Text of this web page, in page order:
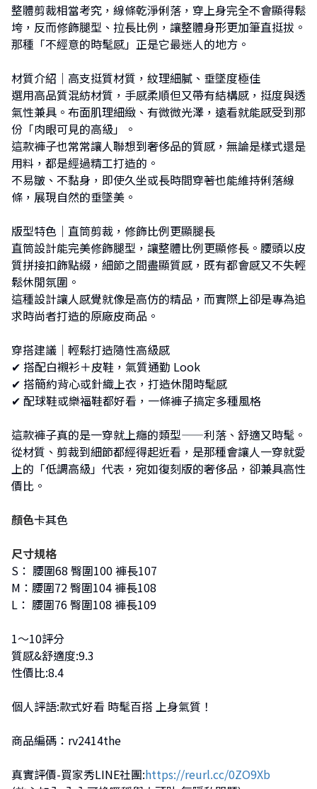
整體剪裁相當考究，線條乾淨俐落，穿上身完全不會顯得鬆
垮，反而修飾腿型、拉長比例，讓整體身形更加筆直挺拔。
那種「不經意的時髦感」正是它最迷人的地方。
材質介紹｜高支挺質材質，紋理細膩、垂墜度極佳
選用高品質混紡材質，手感柔順但又帶有結構感，挺度與透
氣性兼具。布面肌理細緻、有微微光澤，遠看就能感受到那
份「肉眼可見的高級」。
這款褲子也常常讓人聯想到奢侈品的質感，無論是樣式還是
用料，都是經過精工打造的。
不易皺、不黏身，即使久坐或長時間穿著也能維持俐落線
條，展現自然的垂墜美。
版型特色｜直筒剪裁，修飾比例更顯腿長
直筒設計能完美修飾腿型，讓整體比例更顯修長。腰頭以皮
質拼接扣飾點綴，細節之間盡顯質感，既有都會感又不失輕
鬆休閒氛圍。
這種設計讓人感覺就像是高仿的精品，而實際上卻是專為追
求時尚者打造的原廠皮商品。
穿搭建議｜輕鬆打造隨性高級感
✔︎ 搭配白襯衫＋皮鞋，氣質通勤 Look
✔︎ 搭簡約背心或針織上衣，打造休閒時髦感
✔︎ 配球鞋或樂福鞋都好看，一條褲子搞定多種風格
這款褲子真的是一穿就上癮的類型——利落、舒適又時髦。
從材質、剪裁到細節都經得起近看，是那種會讓人一穿就愛
上的「低調高級」代表，宛如復刻版的奢侈品，卻兼具高性
價比。
顏色卡其色
尺寸規格
S： 腰圍68 臀圍100 褲長107
M：腰圍72 臀圍104 褲長108
L： 腰圍76 臀圍108 褲長109
1～10評分
質感&舒適度:9.3
性價比:8.4
個人評語:款式好看 時髦百搭 上身氣質！
商品編碼：rv2414the
真實評價-買家秀LINE社團:https://reurl.cc/0ZO9Xb